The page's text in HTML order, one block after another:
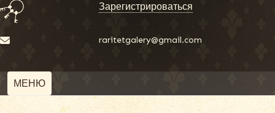
Зарегистрироваться
raritetgalery@gmail.com
МЕНЮ